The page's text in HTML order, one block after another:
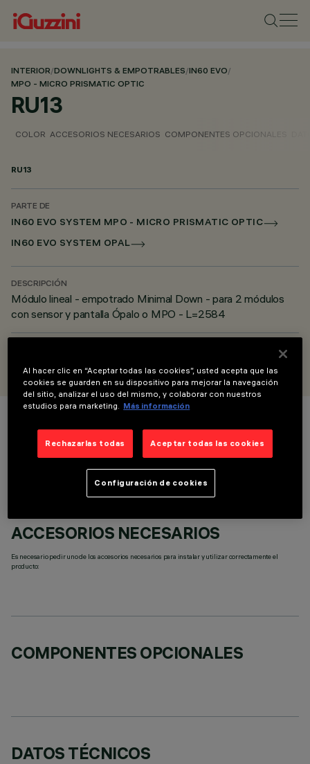
INTERIOR/DOWNLIGHTS & EMPOTRABLES/IN60 EVO/
MPO - MICRO PRISMATIC OPTIC
RU13
COLOR ACCESORIOS NECESARIOS COMPONENTES OPCIONALES
RU13
PARTE DE
IN60 EVO SYSTEM MPO - MICRO PRISMATIC OPTIC
IN60 EVO SYSTEM OPAL
DESCRIPCIÓN
Módulo lineal - empotrado Minimal Down - para 2 módulos
con sensor y pantalla Ópalo o MPO - L=2584
COLOR
ACCESORIOS NECESARIOS
Es necesario pedir uno de los accesorios necesarios para instalar y utilizar correctamente el
producto:
COMPONENTES OPCIONALES
DATOS TÉCNICOS
Al hacer clic en “Aceptar todas las cookies”, usted acepta que las
cookies se guarden en su dispositivo para mejorar la navegación
del sitio, analizar el uso del mismo, y colaborar con nuestros
estudios para marketing.
Más información
Rechazarlas todas Aceptar todas las cookies
Configuración de cookies